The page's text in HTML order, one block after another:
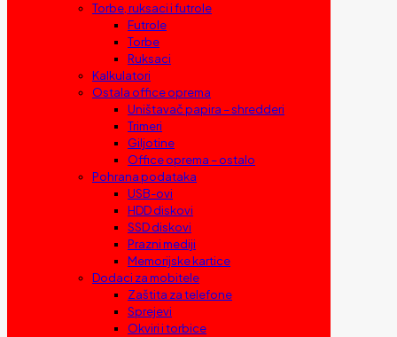
Torbe, ruksaci i futrole
Futrole
Torbe
Ruksaci
Kalkulatori
Ostala office oprema
Uništavač papira – shredderi
Trimeri
Giljotine
Office oprema – ostalo
Pohrana podataka
USB-ovi
HDD diskovi
SSD diskovi
Prazni mediji
Memorijske kartice
Dodaci za mobitele
Zaštita za telefone
Sprejevi
Okviri i torbice